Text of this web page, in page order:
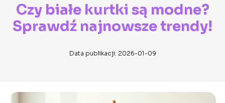
Czy białe kurtki są modne?
Sprawdź najnowsze trendy!
Data publikacji: 2026-01-09